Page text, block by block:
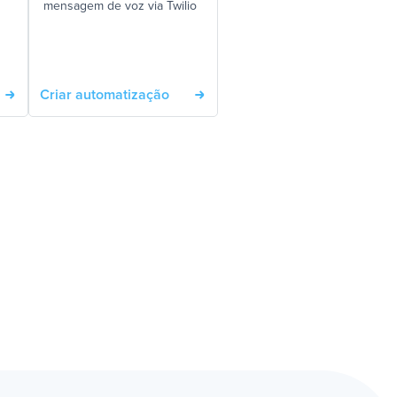
mensagem de voz via Twilio
Criar automatização